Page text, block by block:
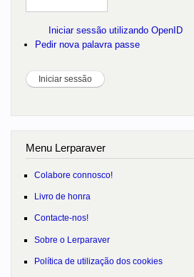
Iniciar sessão utilizando OpenID
Pedir nova palavra passe
Menu Lerparaver
Colabore connosco!
Livro de honra
Contacte-nos!
Sobre o Lerparaver
Política de utilização dos cookies